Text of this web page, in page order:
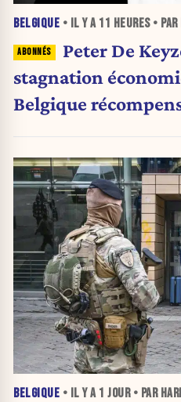
BELGIQUE • IL Y A 11 HEURES• PAR
Peter De
stagnation
Belgique
BELGIQUE • IL Y A 1 JOUR• PAR